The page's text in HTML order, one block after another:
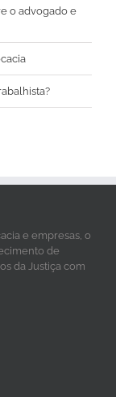
o advogado e
e empresas, o
de
da Justiça com